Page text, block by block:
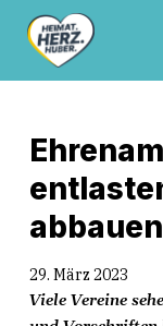
content
29. März 2023
Viele Vereine